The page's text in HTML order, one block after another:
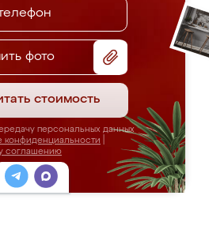
фото
стоимость
персональных данных
конфиденциальности
соглашению